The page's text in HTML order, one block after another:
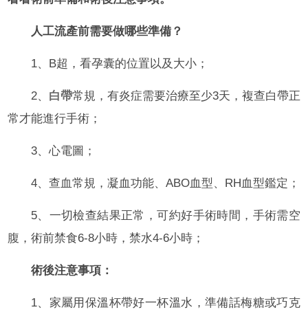
人工流產前需要做哪些準備？
1、B超，看孕囊的位置以及大小；
2、 白帶常規，有炎症需要治療至少3天，複查白帶正
常才能進行手術；
3、心電圖；
4、查血常規，凝血功能、ABO血型、RH血型鑑定；
5、一切檢查結果正常，可約好手術時間，手術需空
腹，術前禁食6-8小時，禁水4-6小時；
術後注意事項：
1、家屬用保溫杯帶好一杯溫水，準備話梅糖或巧克